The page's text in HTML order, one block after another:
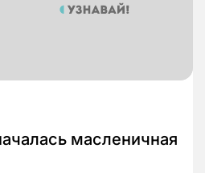
масленичная